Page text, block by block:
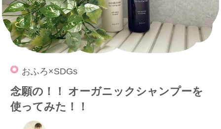
おふろ×SDGs
念願の！！ オーガニックシャンプーを
使ってみた！！